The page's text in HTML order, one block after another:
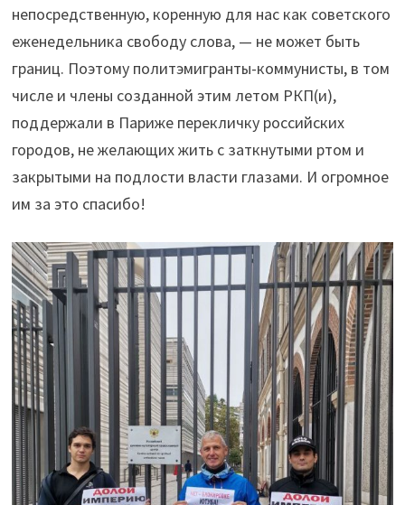
непосредственную, коренную для нас как советского
еженедельника свободу слова, — не может быть
границ. Поэтому политэмигранты-коммунисты, в том
числе и члены созданной этим летом РКП(и),
поддержали в Париже перекличку российских
городов, не желающих жить с заткнутыми ртом и
закрытыми на подлости власти глазами. И огромное
им за это спасибо!